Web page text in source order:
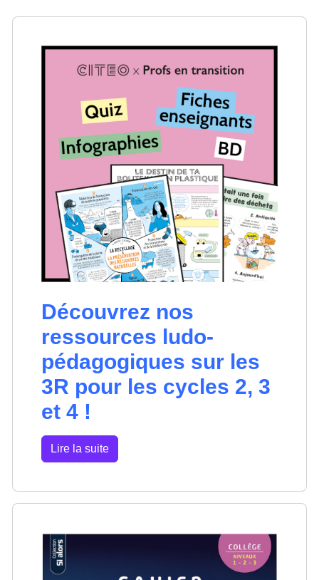
Découvrez nos
ressources ludo-
pédagogiques sur les
3R pour les cycles 2, 3
et 4 !
Lire la suite